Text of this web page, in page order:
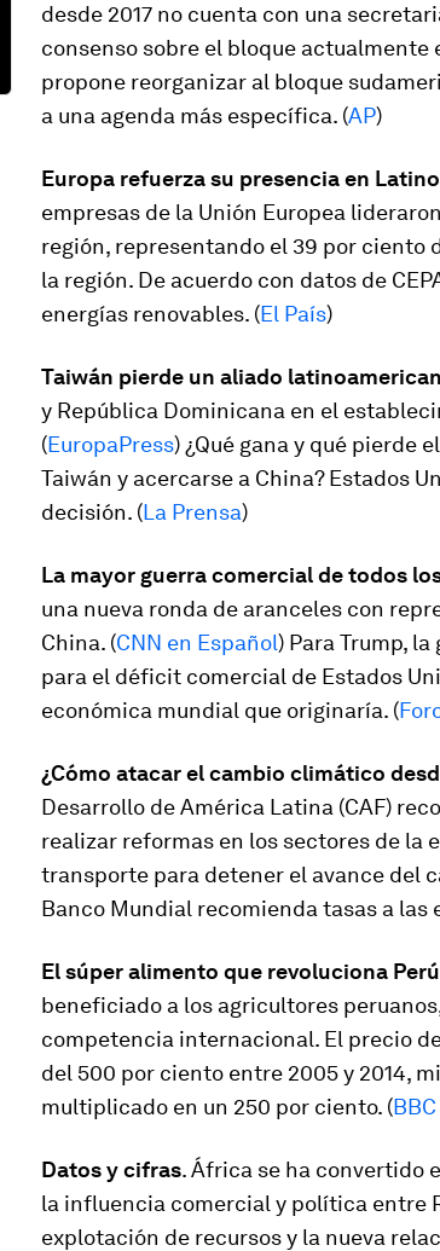
desde 2017 no cuenta con una
consenso sobre el bloque actualmente
propone reorganizar al bloque
a una agenda más específica. (AP)
Europa refuerza su presencia en
empresas de la Unión Europea
región, representando el 39 por ciento
la región. De acuerdo con datos de
energías renovables. (El País)
Taiwán pierde un aliado
y República Dominicana en el
(EuropaPress) ¿Qué gana y qué pierde
Taiwán y acercarse a China? Estados
decisión. (La Prensa)
La mayor guerra comercial de todos
una nueva ronda de aranceles con
China. (CNN en Español) Para Trump,
para el déficit comercial de Estados
económica mundial que originaría. (
¿Cómo atacar el cambio climático
Desarrollo de América Latina (CAF)
realizar reformas en los sectores de la
transporte para detener el avance del
Banco Mundial recomienda tasas a las
El súper alimento que revoluciona Perú
beneficiado a los agricultores
competencia internacional. El precio
del 500 por ciento entre 2005 y 2014,
multiplicado en un 250 por ciento. (
Datos y cifras. África se ha convertido
la influencia comercial y política entre
explotación de recursos y la nueva